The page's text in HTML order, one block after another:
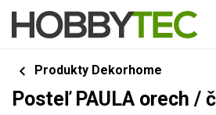
Produkty Dekorhome
Posteľ PAULA orech /